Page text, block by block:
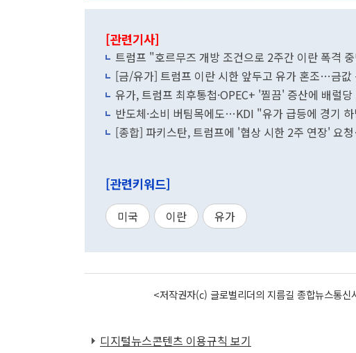
[관련기사]
트럼프 "호르무즈 개방 조건으로 2주간 이란 폭격
[금/유가] 트럼프 이란 시한 앞두고 유가 혼조…금값
유가, 트럼프 최후통첩·OPEC+ '찔끔' 증산에 배럴
반도체·소비 버팀목에도…KDI "유가 급등에 경기
[종합] 파키스탄, 트럼프에 '협상 시한 2주 연장' 요
[관련키워드]
미국 이란 유가
<저작권자(c) 글로벌리더의 지름길 종합뉴스통
디지털뉴스콘텐츠 이용규칙 보기